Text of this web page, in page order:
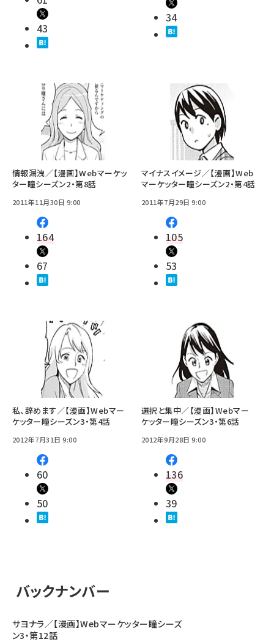
43
34
情報漏洩／【漫画】Webマーケッ
ター瞳シーズン2・第8話
2011年11月30日 9:00
164
67
マイナスイメージ／【漫画】Web
マーケッター瞳シーズン2・第4話
2011年7月29日 9:00
105
53
私、辞めます／【漫画】Webマー
ケッター瞳シーズン3・第4話
2012年7月31日 9:00
60
50
選択と集中／【漫画】Webマー
ケッター瞳シーズン3・第6話
2012年9月28日 9:00
136
39
バックナンバー
サヨナラ／【漫画】Webマーケッター瞳シーズ
ン3・第12話